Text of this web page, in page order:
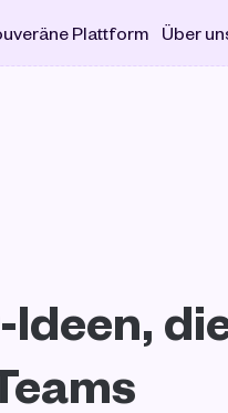
Plattform Über